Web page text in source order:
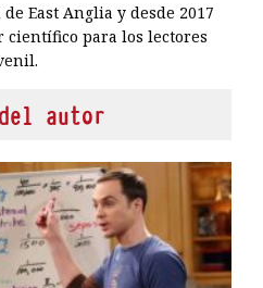
East Anglia y desde 2017
científico para los lectores
autor